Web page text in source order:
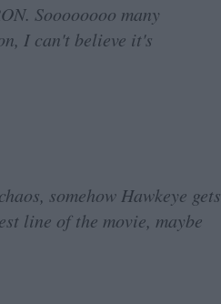
Soooooooo many
I can't believe it's
somehow Hawkeye gets
line of the movie, maybe